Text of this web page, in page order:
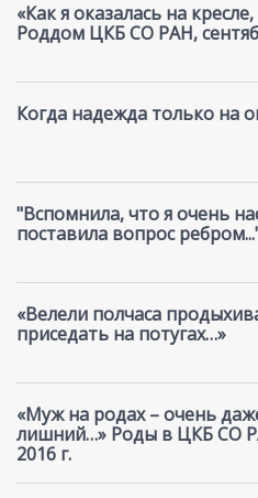
«Как я оказалась на
Роддом ЦКБ СО РАН,
Когда надежда только на
"Вспомнила, что я очень
поставила вопрос
«Велели полчаса
приседать на потугах…»
«Муж на родах – очень
лишний…» Роды в ЦКБ СО
2016 г.